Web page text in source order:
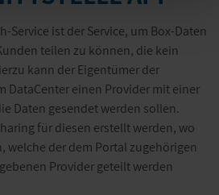
Service ist der Service, um Box-Daten
teilen zu können, die kein
kann der Eigentümer der
DataCenter einen Provider mit einer
Daten gesendet werden sollen.
für diesen erstellt werden, wo
welche der dem Portal zugehörigen
Provider geteilt werden